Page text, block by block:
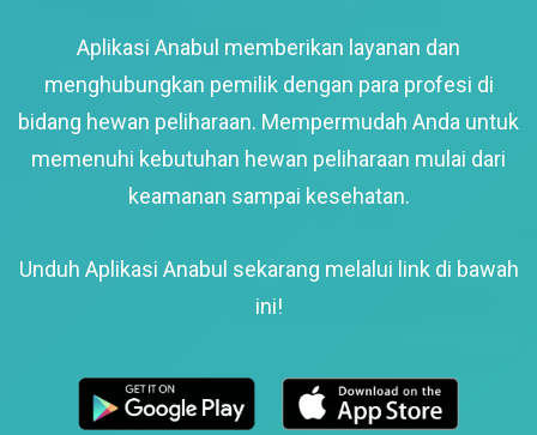
Aplikasi Anabul memberikan layanan dan
menghubungkan pemilik dengan para profesi di
bidang hewan peliharaan. Mempermudah Anda untuk
memenuhi kebutuhan hewan peliharaan mulai dari
keamanan sampai kesehatan.
Unduh Aplikasi Anabul sekarang melalui link di bawah
ini!